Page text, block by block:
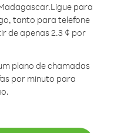
Ligue para
tanto para telefone
de apenas 2.3 ¢ por
plano de chamadas
por minuto para